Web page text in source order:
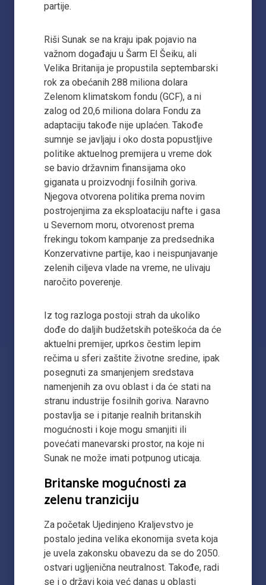
partije.
Riši Sunak se na kraju ipak pojavio na
važnom događaju u Šarm El Šeiku, ali
Velika Britanija je propustila septembarski
rok za obećanih 288 miliona dolara
Zelenom klimatskom fondu (GCF), a ni
zalog od 20,6 miliona dolara Fondu za
adaptaciju takođe nije uplaćen. Takođe
sumnje se javljaju i oko dosta popustljive
politike aktuelnog premijera u vreme dok
se bavio državnim finansijama oko
giganata u proizvodnji fosilnih goriva.
Njegova otvorena politika prema novim
postrojenjima za eksploataciju nafte i gasa
u Severnom moru, otvorenost prema
frekingu tokom kampanje za predsednika
Konzervativne partije, kao i neispunjavanje
zelenih ciljeva vlade na vreme, ne ulivaju
naročito poverenje.
Iz tog razloga postoji strah da ukoliko
dođe do daljih budžetskih poteškoća da će
aktuelni premijer, uprkos čestim lepim
rečima u sferi zaštite životne sredine, ipak
posegnuti za smanjenjem sredstava
namenjenih za ovu oblast i da će stati na
stranu industrije fosilnih goriva. Naravno
postavlja se i pitanje realnih britanskih
mogućnosti i koje mogu smanjiti ili
povećati manevarski prostor, na koje ni
Sunak ne može imati potpunog uticaja.
Britanske mogućnosti za
zelenu tranziciju
Za početak Ujedinjeno Kraljevstvo je
postalo jedina velika ekonomija sveta koja
je uvela zakonsku obavezu da se do 2050.
ostvari ugljenična neutralnost. Takođe, radi
se i o državi koja već danas u oblasti